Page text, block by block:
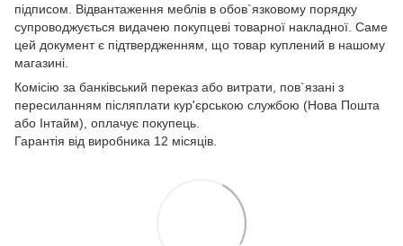
підписом. Відвантаження меблів в обов`язковому порядку
супроводжується видачею покупцеві товарної накладної. Саме
цей документ є підтвердженням, що товар куплений в нашому
магазині.
Комісію за банківський переказ або витрати, пов`язані з
пересиланням післяплати кур'єрською службою (Нова Пошта
або Інтайм), оплачує покупець.
Гарантія від виробника 12 місяців.